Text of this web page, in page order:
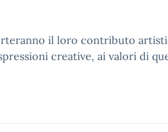
il loro contributo
creative, ai valori di